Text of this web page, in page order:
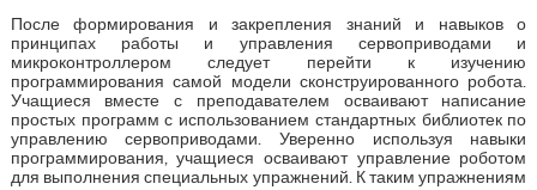
После формирования и закрепления знаний и навыков о
принципах работы и управления сервоприводами и
микроконтроллером следует перейти к изучению
программирования самой модели сконструированного робота.
Учащиеся вместе с преподавателем осваивают написание
простых программ с использованием стандартных библиотек по
управлению сервоприводами. Уверенно используя навыки
программирования, учащиеся осваивают управление роботом
для выполнения специальных упражнений. К таким упражнениям